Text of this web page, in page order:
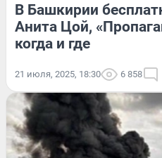
В Башкирии
Анита Цой,
когда и где
21 июля, 2025, 18:30 6 858